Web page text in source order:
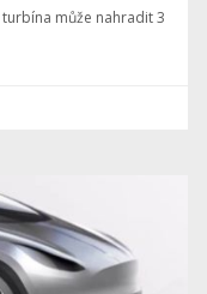
může nahradit 3